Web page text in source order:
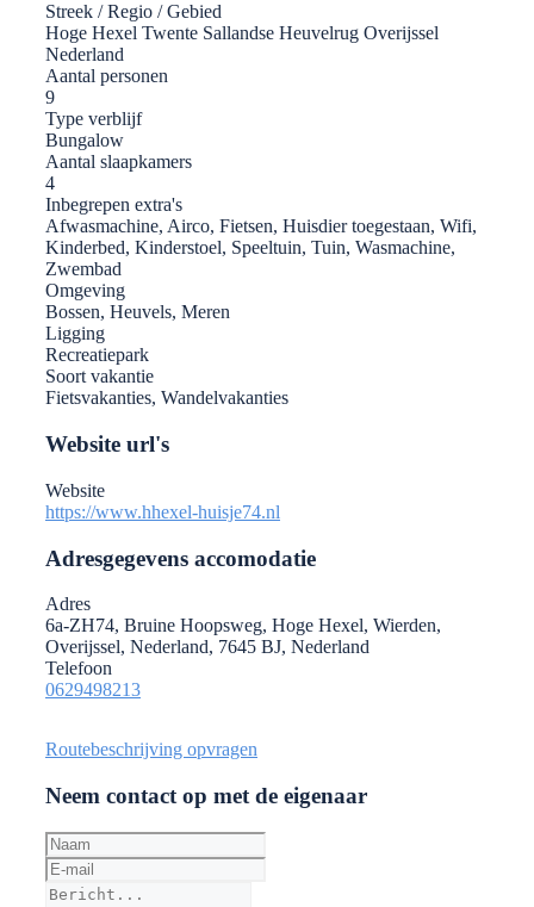
Streek / Regio / Gebied
Hoge Hexel Twente Sallandse Heuvelrug Overijssel
Nederland
Aantal personen
9
Type verblijf
Bungalow
Aantal slaapkamers
4
Inbegrepen extra's
Afwasmachine, Airco, Fietsen, Huisdier toegestaan, Wifi,
Kinderbed, Kinderstoel, Speeltuin, Tuin, Wasmachine,
Zwembad
Omgeving
Bossen, Heuvels, Meren
Ligging
Recreatiepark
Soort vakantie
Fietsvakanties, Wandelvakanties
Website url's
Website
https://www.hhexel-huisje74.nl
Adresgegevens accomodatie
Adres
6a-ZH74, Bruine Hoopsweg, Hoge Hexel, Wierden,
Overijssel, Nederland, 7645 BJ, Nederland
Telefoon
0629498213
Routebeschrijving opvragen
Neem contact op met de eigenaar